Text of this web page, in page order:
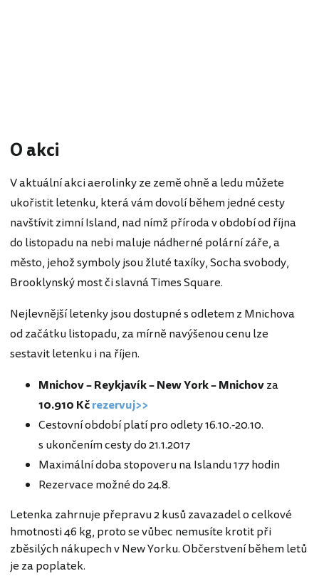
O akci
V aktuální akci aerolinky ze země ohně a ledu můžete
ukořistit letenku, která vám dovolí během jedné cesty
navštívit zimní Island, nad nímž příroda v období od října
do listopadu na nebi maluje nádherné polární záře, a
město, jehož symboly jsou žluté taxíky, Socha svobody,
Brooklynský most či slavná Times Square.
Nejlevnější letenky jsou dostupné s odletem z Mnichova
od začátku listopadu, za mírně navýšenou cenu lze
sestavit letenku i na říjen.
Mnichov – Reykjavík – New York – Mnichovza
10.910 Kčrezervuj>>
Cestovní období platí pro odlety 16.10.-20.10.
s ukončením cesty do 21.1.2017
Maximální doba stopoveru na Islandu 177 hodin
Rezervace možné do 24.8.
Letenka zahrnuje přepravu 2 kusů zavazadel o celkové
hmotnosti 46 kg, proto se vůbec nemusíte krotit při
zběsilých nákupech v New Yorku. Občerstvení během letů
je za poplatek.